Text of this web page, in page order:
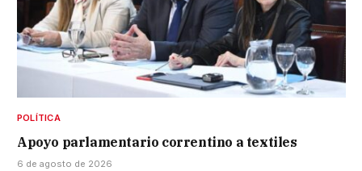
POLÍTICA
Apoyo parlamentario correntino a textiles
6 de agosto de 2026